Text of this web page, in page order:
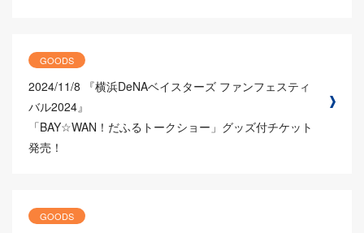
GOODS
2024/11/8
『横浜DeNAベイスターズ ファンフェスティ
バル2024』
「BAY☆WAN！だふるトークショー」グッズ付チケット
発売！
GOODS